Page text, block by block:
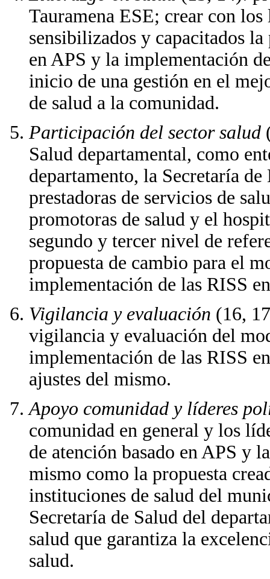
Tauramena ESE; crear con
sensibilizados y capacitados
en APS y la implementación
inicio de una gestión en el
de salud a la comunidad.
Participación del sector salud
Salud departamental, como
departamento, la Secretaría
prestadoras de servicios de
promotoras de salud y el
segundo y tercer nivel de
propuesta de cambio para el
implementación de las RISS
Vigilancia y evaluación (16,
vigilancia y evaluación del
implementación de las RISS
ajustes del mismo.
Apoyo comunidad y líderes
comunidad en general y los
de atención basado en APS y
mismo como la propuesta
instituciones de salud del
Secretaría de Salud del
salud que garantiza la
salud.